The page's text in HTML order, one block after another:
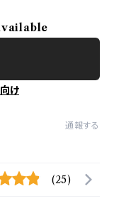
け
通報する
(25)